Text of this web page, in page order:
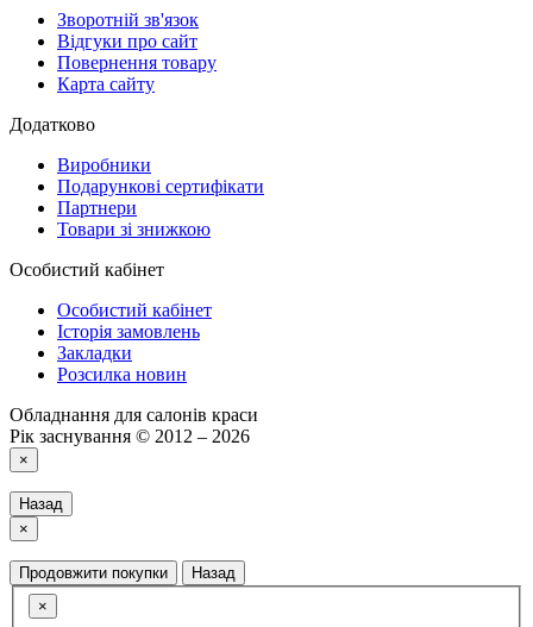
Зворотній зв'язок
Відгуки про сайт
Повернення товару
Карта сайту
Додатково
Виробники
Подарункові сертифікати
Партнери
Товари зі знижкою
Особистий кабінет
Особистий кабінет
Історія замовлень
Закладки
Розсилка новин
Обладнання для салонів краси
Рік заснування © 2012 – 2026
×
Назад
×
Продовжити покупки
Назад
×